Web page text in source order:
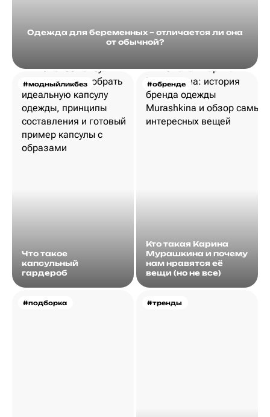
Одежда для беременных – отличается ли она
от обычной?
#модныйликбез
Что такое
капсульный
гардероб
#обренде
Кто такая Карина
Мурашкина и почему
нам нравятся её
вещи (но не все)
#подборка #тренды